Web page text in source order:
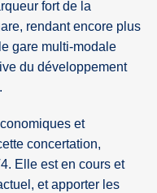
fort de la
rendant encore plus
gare multi-modale
du développement
et
concertation,
Elle est en cours et
et apporter les